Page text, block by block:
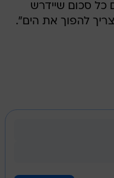
כל סכום שיידרש
להפוך את הים".